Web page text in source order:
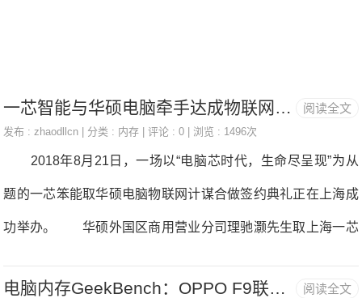
对让你乐不断。 阅读全文
一芯智能与华硕电脑牵手达成物联网战略合作-电脑内存
发布 :zhaodllcn | 分类 : 内存 | 评论 : 0 | 浏览 : 1496次
2018年8月21日，一场以“电脑芯时代，生命尽呈现”为从
题的一芯笨能取华硕电脑物联网计谋合做签约典礼正在上海成
功举办。 华硕外国区商用营业分司理驰灏先生取上海一芯
珠海世纪鼎利科技股份无限公司董事长王耘博士、沉庆亚高贸
阅读全文
电脑内存GeekBench：OPPO F9联发科P60处理器+6GB内存